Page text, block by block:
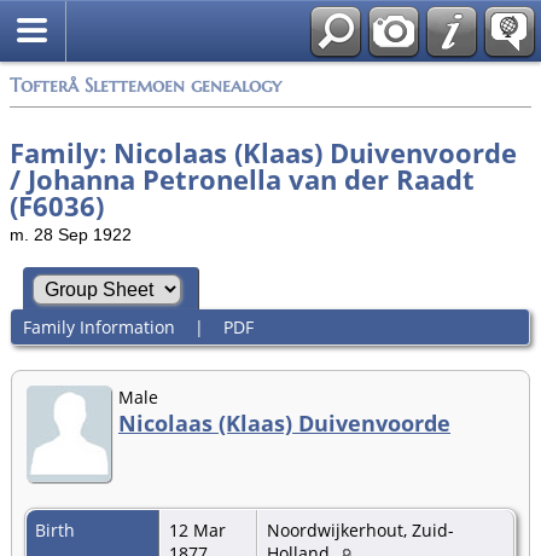
Tofterå Slettemoen genealogy
Family: Nicolaas (Klaas) Duivenvoorde
/ Johanna Petronella van der Raadt
(F6036)
m. 28 Sep 1922
Family Information | PDF
Male
Nicolaas (Klaas) Duivenvoorde
Birth
12 Mar
Noordwijkerhout, Zuid-